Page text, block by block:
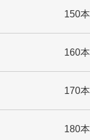
150本
160本
170本
180本